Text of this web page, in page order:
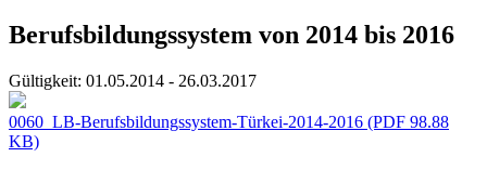
Berufsbildungssystem von 2014 bis 2016
Gültigkeit: 01.05.2014 - 26.03.2017
0060_LB-Berufsbildungssystem-Türkei-2014-2016 (PDF 98.88
KB)